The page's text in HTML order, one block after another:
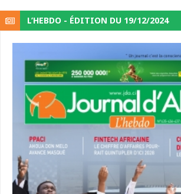
L’HEBDO - ÉDITION DU 19/12/2024